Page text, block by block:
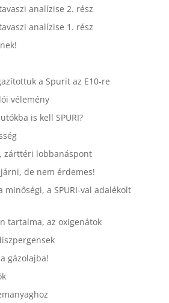
analízise 2. rész
analízise 1. rész
a Spurit az E10-re
vélemény
is kell SPURI?
zárttéri lobbanáspont
de nem érdemes!
minőségi, a SPURI-val adalékolt
tartalma, az oxigenátok
gázolajba!